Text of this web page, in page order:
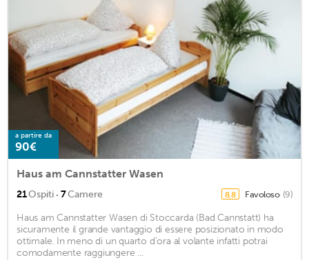
a partire da
90€
Haus am Cannstatter Wasen
21Ospiti · 7Camere 8,8 Favoloso (9)
Haus am Cannstatter Wasen di Stoccarda (Bad Cannstatt) ha
sicuramente il grande vantaggio di essere posizionato in modo
ottimale. In meno di un quarto d'ora al volante infatti potrai
comodamente raggiungere ...